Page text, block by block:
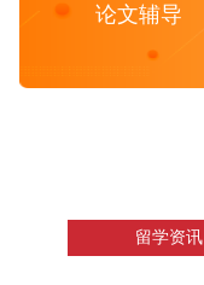
论文辅导
留学资讯